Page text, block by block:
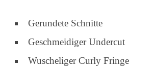
Gerundete Schnitte
Geschmeidiger Undercut
Wuscheliger Curly Fringe